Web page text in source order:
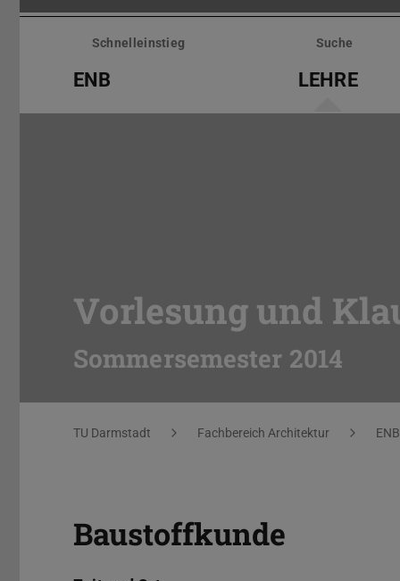
Menü
überspringenSchnelleinstieg Suche
ENB LEHRE
Vorlesung und
Sommersemester 2014
Sie befinden sich hier:
TU Darmstadt Fachbereich Architektur ENB
Baustoffkunde